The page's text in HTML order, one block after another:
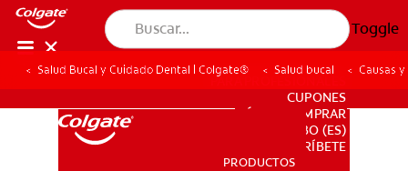
Toggle
PRODUCTOS
PARA PROFESIONALES
CUPONES
DÓNDE COMPRAR
BO (ES)
SUSCRÍBETE
PRODUCTOS
Salud Bucal y Cuidado Dental | Colgate® Salud bucal Causas